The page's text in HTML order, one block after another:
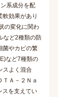
系成分を配
効果があり
の変化に関わ
など2種類の防
菌やカビの繁
など7種類の
スよく混合
ＴＡ－２Ｎａ
スを支えてい